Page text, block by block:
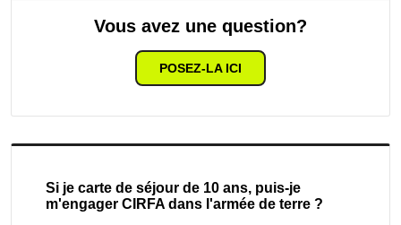
Vous avez une question?
POSEZ-LA ICI
Si je carte de séjour de 10 ans, puis-je
m'engager CIRFA dans l'armée de terre ?